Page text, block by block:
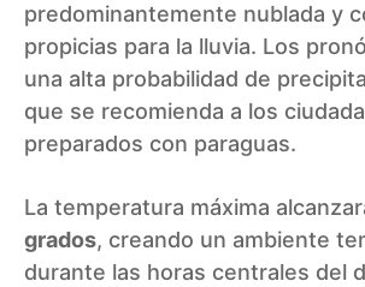
predominantemente nublada y
propicias para la lluvia. Los
una alta probabilidad de
que se recomienda a los
preparados con paraguas.
La temperatura máxima
grados, creando un ambiente
durante las horas centrales del